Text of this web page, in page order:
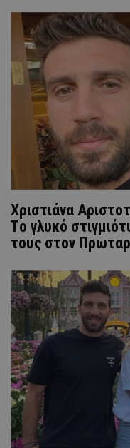
Xριστιάνα
Τo γλυκό
τους στον